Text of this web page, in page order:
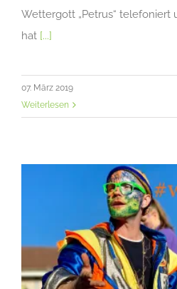
Wettergott „Petrus“ telefoniert
hat [...]
07. März 2019
Weiterlesen